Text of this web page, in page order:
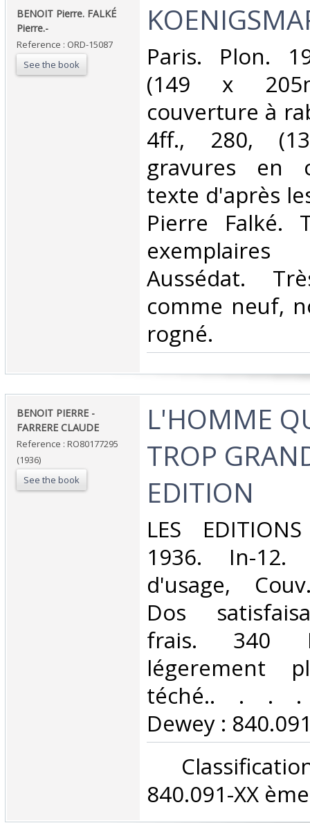
‎BENOIT Pierre. FALKÉ
Pierre.-‎
Reference : ORD-15087
See the book
‎Paris. Plon.
(149 x
couverture à
4ff., 280,
gravures en
texte d'après
Pierre Falké.
Aussédat.
comme neuf,
rogné.‎
‎BENOIT PIERRE -
FARRERE CLAUDE‎
Reference : RO80177295
(1936)
See the book
‎L'HOMME
TROP
EDITION‎
‎LES
1936. In-12.
d'usage,
Dos
frais. 340
légerement
téché.. . . .
Dewey :
840.091-XX